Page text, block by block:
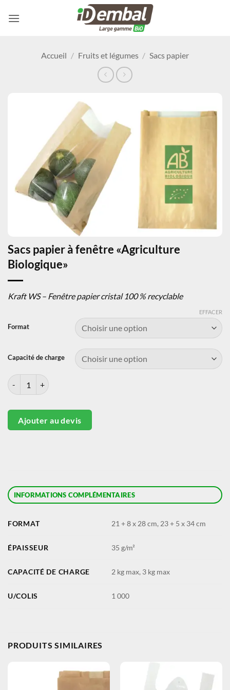
Accueil / Fruits et légumes / Sacs papier
Sacs papier à fenêtre «Agriculture
Biologique»
Kraft WS – Fenêtre papier cristal 100 % recyclable
Format
Capacité de charge
EFFACER
quantité de Sacs papier à fenêtre «Agriculture Biologique»
Ajouter au devis
INFORMATIONS COMPLÉMENTAIRES
FORMAT 21 + 8 x 28 cm, 23 + 5 x 34 cm
ÉPAISSEUR 35 g/m²
CAPACITÉ DE CHARGE 2 kg max, 3 kg max
U/COLIS 1 000
PRODUITS SIMILAIRES